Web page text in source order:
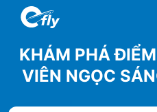
KHÁM PHÁ
VIÊN NGỌC